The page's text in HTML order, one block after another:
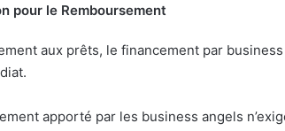
pour le Remboursement
aux prêts, le financement par
apporté par les business angels